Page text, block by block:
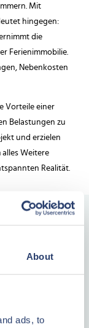
About
ads, to
Mit
hingegen:
die
Ferienimmobilie.
Nebenkosten
Vorteile einer
Belastungen zu
und erzielen
Weitere
Realität.
oder deutsche